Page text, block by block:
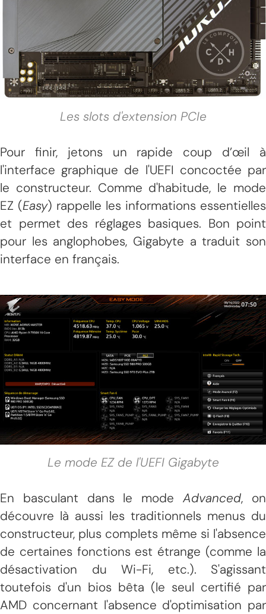
Les slots d'extension PCIe
Pour finir, jetons un rapide coup d’œil à
l'interface graphique de l'UEFI concoctée par
le constructeur. Comme d'habitude, le mode
EZ (Easy) rappelle les informations essentielles
et permet des réglages basiques. Bon point
pour les anglophobes, Gigabyte a traduit son
interface en français.
Le mode EZ de l'UEFI Gigabyte
En basculant dans le modeAdvanced, on
découvre là aussi les traditionnels menus du
constructeur, plus complets même si l'absence
de certaines fonctions est étrange (comme la
désactivation du Wi-Fi, etc.). S'agissant
toutefois d'un bios bêta (le seul certifié par
AMD concernant l'absence d'optimisation par